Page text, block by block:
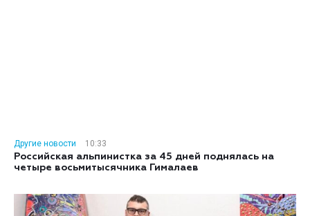
Другие новости
10:33
Российская альпинистка за 45 дней поднялась на
четыре восьмитысячника Гималаев